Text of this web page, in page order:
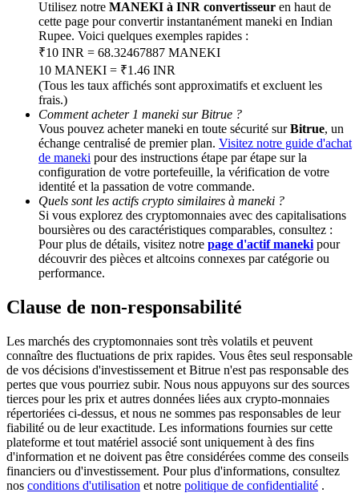
BTC Welcome Rewards
Deposit & Trade BTC to Share 25000 USDT prize pool!
Deposit CASHCAT & Win
Share 500000 CASHCAT prize pool
Exclusive for BitMart Users
Register & Trade to Win 500,000 USDT
Trade Gold & Silver · 33,333 USDT Bonus
USDT New User Exclusive 10% APR
USDT Flexible Staking | Daily Rewards
Utilisez notre MANEKI à INR convertisseur en haut de
cette page pour convertir instantanément maneki en Indian
Rupee. Voici quelques exemples rapides :
₹10 INR = 68.32467887 MANEKI
10 MANEKI = ₹1.46 INR
(Tous les taux affichés sont approximatifs et excluent les
frais.)
Comment acheter 1 maneki sur Bitrue ?
Vous pouvez acheter maneki en toute sécurité surBitrue, un
échange centralisé de premier plan. Visitez notre guide d'achat
de maneki pour des instructions étape par étape sur la
configuration de votre portefeuille, la vérification de votre
identité et la passation de votre commande.
Quels sont les actifs crypto similaires à maneki ?
Si vous explorez des cryptomonnaies avec des capitalisations
boursières ou des caractéristiques comparables, consultez :
Pour plus de détails, visitez notre page d'actif maneki pour
découvrir des pièces et altcoins connexes par catégorie ou
performance.
Clause de non-responsabilité
Les marchés des cryptomonnaies sont très volatils et peuvent
connaître des fluctuations de prix rapides. Vous êtes seul responsable
de vos décisions d'investissement et Bitrue n'est pas responsable des
pertes que vous pourriez subir. Nous nous appuyons sur des sources
tierces pour les prix et autres données liées aux crypto-monnaies
répertoriées ci-dessus, et nous ne sommes pas responsables de leur
fiabilité ou de leur exactitude. Les informations fournies sur cette
plateforme et tout matériel associé sont uniquement à des fins
d'information et ne doivent pas être considérées comme des conseils
financiers ou d'investissement. Pour plus d'informations, consultez
nos conditions d'utilisation et notre politique de confidentialité .